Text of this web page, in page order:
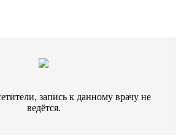
запись к данному врачу не
ведётся.